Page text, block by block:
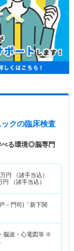
クの臨床検査
べる環境◎脳専門
万円
（諸手当込）
円 （諸手当込）
－門司)「新下関
脳波・心電図等 ※